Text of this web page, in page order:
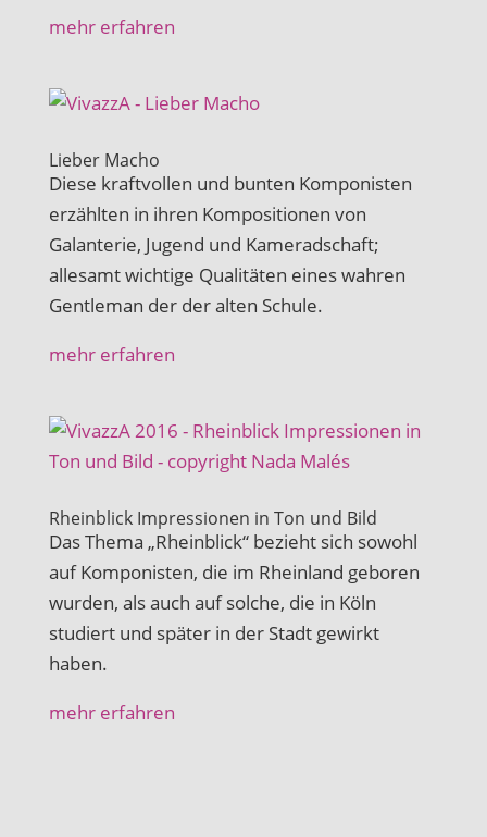
mehr erfahren
Lieber Macho
Diese kraftvollen und bunten Komponisten
erzählten in ihren Kompositionen von
Galanterie, Jugend und Kameradschaft;
allesamt wichtige Qualitäten eines wahren
Gentleman der der alten Schule.
mehr erfahren
Rheinblick Impressionen in Ton und Bild
Das Thema „Rheinblick“ bezieht sich sowohl
auf Komponisten, die im Rheinland geboren
wurden, als auch auf solche, die in Köln
studiert und später in der Stadt gewirkt
haben.
mehr erfahren